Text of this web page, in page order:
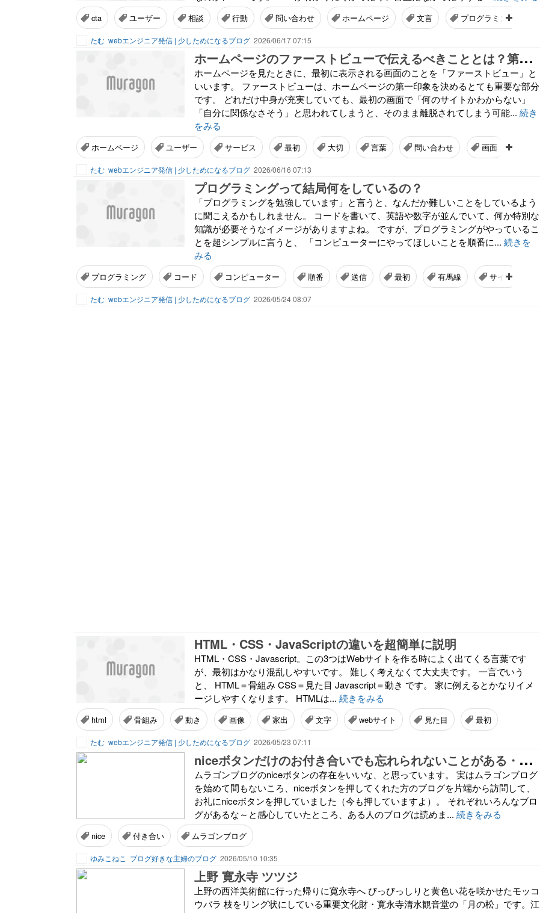
cta ユーザー 相談 行動 問い合わせ ホームページ 文言 プログラミング
たむ webエンジニア発信 | 少しためになるブログ 2026/06/17 07:15
ホ
ームページのファーストビューで伝えるべきこととは？第一印象で失敗しないポイント
ホームページを見たときに、最初に表示される画面のことを「ファーストビュー」と
いいます。 ファーストビューは、ホームページの第一印象を決めるとても重要な部分
です。 どれだけ中身が充実していても、最初の画面で「何のサイトかわからない」
「自分に関係なさそう」と思われてしまうと、そのまま離脱されてしまう可能... 続き
をみる
ホームページ ユーザー サービス 最初 大切 言葉 問い合わせ 画面
たむ webエンジニア発信 | 少しためになるブログ 2026/06/16 07:13
プログラミングって結局何をしているの？
「プログラミングを勉強しています」と言うと、なんだか難しいことをしているよう
に聞こえるかもしれません。 コードを書いて、英語や数字が並んでいて、何か特別な
知識が必要そうなイメージがありますよね。 ですが、プログラミングがやっているこ
とを超シンプルに言うと、 「コンピューターにやってほしいことを順番に... 続きを
みる
プログラミング コード コンピューター 順番 送信 最初 有馬線 サイト
たむ webエンジニア発信 | 少しためになるブログ 2026/05/24 08:07
HTML・CSS・JavaScriptの違いを超簡単に説明
HTML・CSS・Javascript。この3つはWebサイトを作る時によく出てくる言葉です
が、最初はかなり混乱しやすいです。 難しく考えなくて大丈夫です。 一言でいう
と、 HTML＝骨組み CSS＝見た目 Javascript＝動き です。 家に例えるとかなりイメ
ージしやすくなります。 HTMLは... 続きをみる
html 骨組み 動き 画像 家出 文字 webサイト 見た目 最初
たむ webエンジニア発信 | 少しためになるブログ 2026/05/23 07:11
n
iceボタンだけのお付き合いでも忘れられないことがある・ブログは消えても、記憶はずっと残ります
ムラゴンブログのniceボタンの存在をいいな、と思っています。 実はムラゴンブログ
を始めて間もないころ、niceボタンを押してくれた方のブログを片端から訪問して、
お礼にniceボタンを押していました（今も押していますよ）。 それぞれいろんなブロ
グがあるな～と感心していたところ、ある人のブログは読めま... 続きをみる
nice 付き合い ムラゴンブログ
ゆみこねこ ブログ好きな主婦のブログ 2026/05/10 10:35
上野 寛永寺 ツツジ
上野の西洋美術館に行った帰りに寛永寺へ びっびっしりと黄色い花を咲かせたモッコ
ウバラ 枝をリング状にしている重要文化財・寛永寺清水観音堂の「月の松」です。江